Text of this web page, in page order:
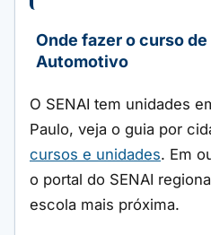
Onde fazer o curso
Automotivo
O SENAI tem unidades
Paulo, veja o guia por
cursos e unidades. Em
o portal do SENAI
escola mais próxima.